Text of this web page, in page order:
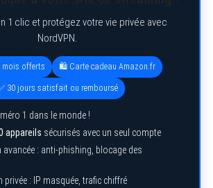
1 clic et protégez votre vie privée avec
NordVPN.
mois offerts 🛍️ Carte cadeau Amazon.fr
30 jours satisfait ou remboursé
1 dans le monde !
appareils sécurisés avec un seul compte
avancée : anti-phishing, blocage des
privée : IP masquée, trafic chiffré